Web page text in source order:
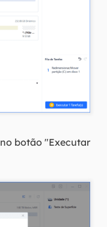
botão "Executar